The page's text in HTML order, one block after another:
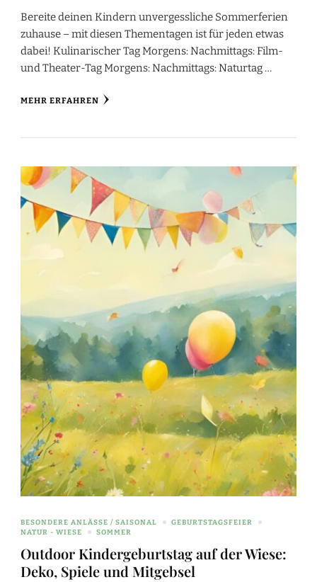
Bereite deinen Kindern unvergessliche Sommerferien
zuhause – mit diesen Thementagen ist für jeden etwas
dabei! Kulinarischer Tag Morgens: Nachmittags: Film-
und Theater-Tag Morgens: Nachmittags: Naturtag …
MEHR ERFAHREN
BESONDERE ANLÄSSE / SAISONAL
GEBURTSTAGSFEIER
NATUR - WIESE
SOMMER
Outdoor Kindergeburtstag auf der Wiese:
Deko, Spiele und Mitgebsel